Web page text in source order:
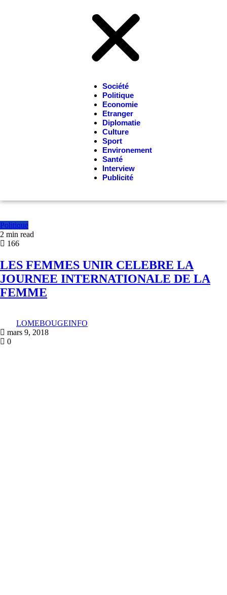
Société
Politique
Economie
Etranger
Diplomatie
Culture
Sport
Environement
Santé
Interview
Publicité
Politique
2 min read
166
LES FEMMES UNIR CELEBRE LA
JOURNEE INTERNATIONALE DE LA
FEMME
LOMEBOUGEINFO
mars 9, 2018
0